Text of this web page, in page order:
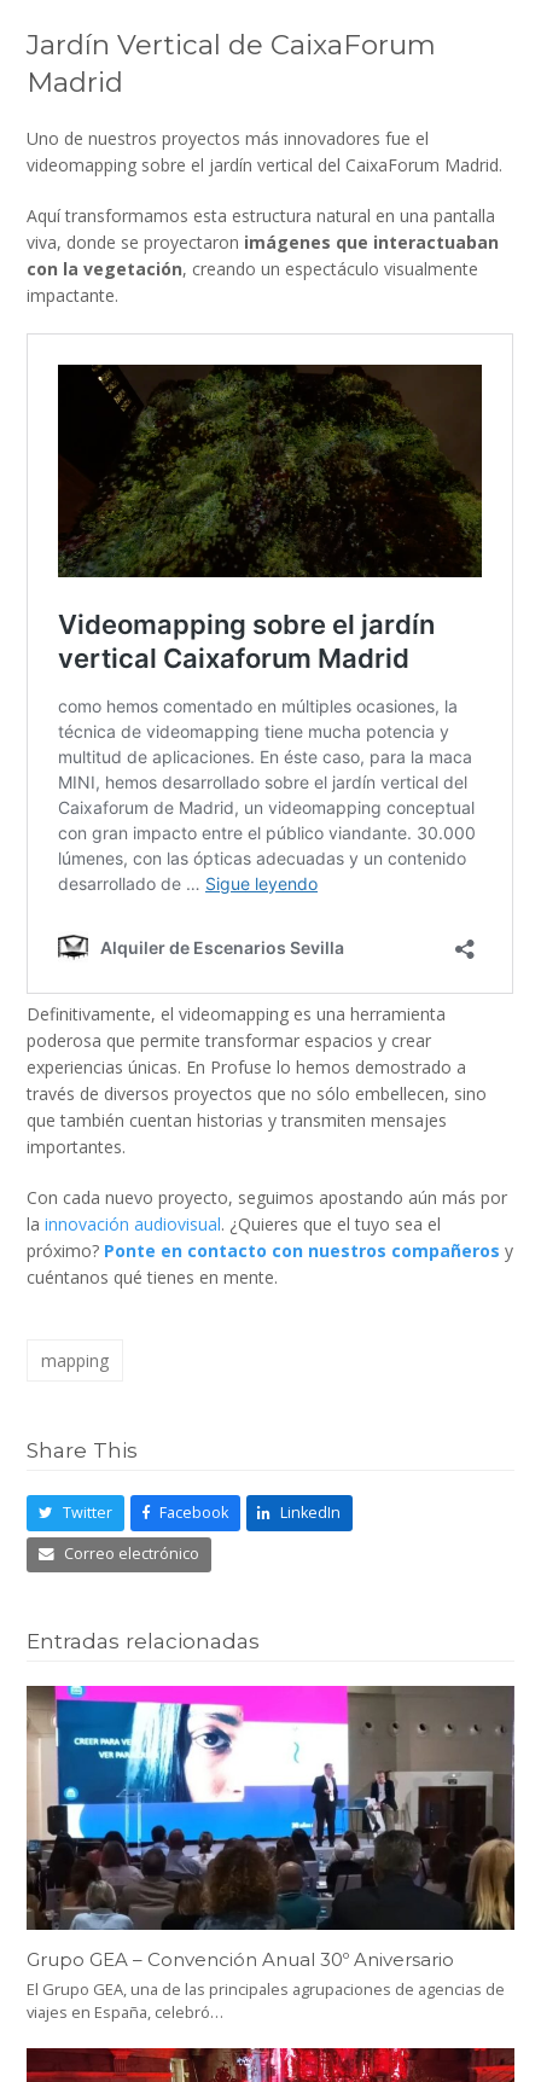
Jardín Vertical de CaixaForum
Madrid
Uno de nuestros proyectos más innovadores fue el
videomapping sobre el jardín vertical del CaixaForum Madrid.
Aquí transformamos esta estructura natural en una pantalla
viva, donde se proyectaron imágenes que interactuaban
con la vegetación, creando un espectáculo visualmente
impactante.
Definitivamente, el videomapping es una herramienta
poderosa que permite transformar espacios y crear
experiencias únicas. En Profuse lo hemos demostrado a
través de diversos proyectos que no sólo embellecen, sino
que también cuentan historias y transmiten mensajes
importantes.
Con cada nuevo proyecto, seguimos apostando aún más por
lainnovación audiovisual. ¿Quieres que el tuyo sea el
próximo? Ponte en contacto con nuestros compañeros y
cuéntanos qué tienes en mente.
mapping
Share This
Twitter Facebook LinkedIn
Correo electrónico
Entradas relacionadas
Grupo GEA – Convención Anual 30º Aniversario
El Grupo GEA, una de las principales agrupaciones de agencias de
viajes en España, celebró…